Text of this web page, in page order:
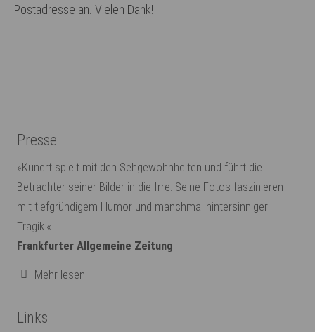
Cum sociis natoque penatibus et magnis dis
parturient montes, nascetur ridiculus mus. Donec
quam felis, ultricies nec.
Postadresse an. Vielen Dank!
Presse
»Kunert spielt mit den Sehgewohnheiten und führt die
Betrachter seiner Bilder in die Irre. Seine Fotos faszinieren
mit tiefgründigem Humor und manchmal hintersinniger
Tragik.«
Frankfurter Allgemeine Zeitung
Mehr lesen
Links